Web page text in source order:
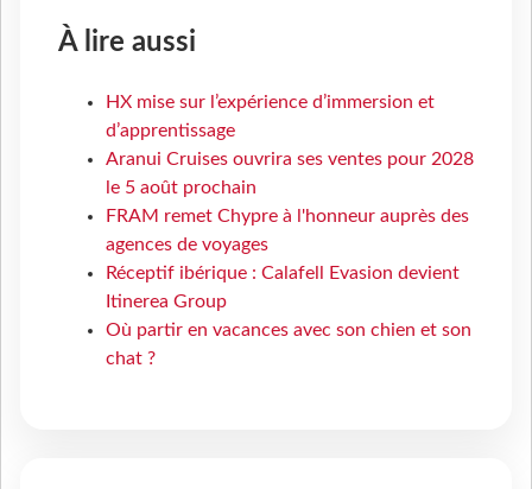
À lire aussi
HX mise sur l’expérience d’immersion et
d’apprentissage
Aranui Cruises ouvrira ses ventes pour 2028
le 5 août prochain
FRAM remet Chypre à l'honneur auprès des
agences de voyages
Réceptif ibérique : Calafell Evasion devient
Itinerea Group
Où partir en vacances avec son chien et son
chat ?